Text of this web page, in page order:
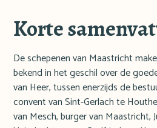
Korte
De schepenen van Maastricht
bekend in het geschil over de
van Heer, tussen enerzijds de
convent van Sint-Gerlach te
van Mesch, burger van Maastricht,